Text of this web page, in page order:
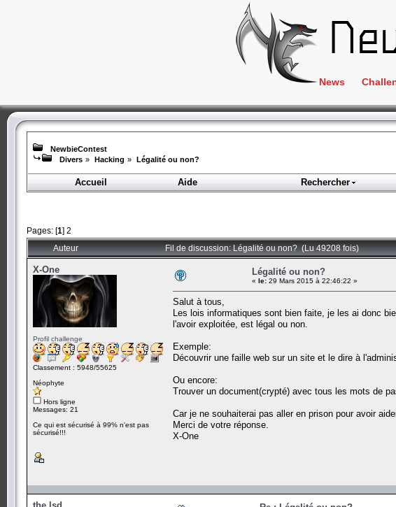
News
NewbieContest
Divers » Hacking » Légalité ou non?
Accueil
Aide Rechercher
Pages: [1] 2
Auteur Fil de discussion: Légalité ou non? (Lu 49208 fois)
X-One
Profil challenge
Classement : 5948/55625
Néophyte
Hors ligne
Messages: 21
Ce qui est sécurisé à 99% n'est pas
sécurisé!!!
Légalité ou non?
« le: 29 Mars 2015 à 22:46:22 »
Salut à tous,
Les lois informatiques sont bien faite, je les ai donc
l'avoir exploitée, est légal ou non.
Exemple:
Découvrir une faille web sur un site et le dire à
Ou encore:
Trouver un document(crypté) avec tous les mots de
Car je ne souhaiterai pas aller en prison pour avoir
Merci de votre réponse.
X-One